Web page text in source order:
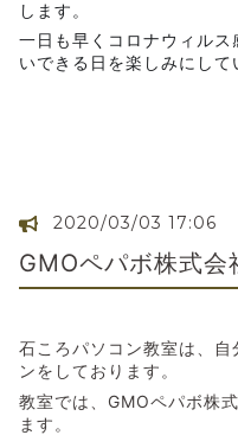
します。
一日も早くコロナウィル
いできる日を楽しみにして
2020/03/03 17:06
GMOペパボ株式会
石ころパソコン教室は、
ンをしております。
教室では、GMOペパボ株
ます。